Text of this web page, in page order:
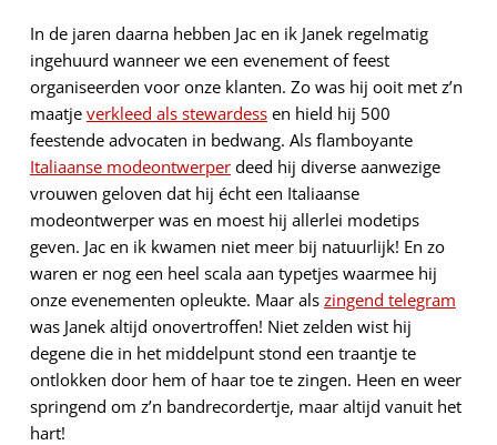
In de jaren daarna hebben Jac en ik Janek regelmatig
ingehuurd wanneer we een evenement of feest
organiseerden voor onze klanten. Zo was hij ooit met z’n
maatje verkleed als stewardessen hield hij 500
feestende advocaten in bedwang. Als flamboyante
Italiaanse modeontwerperdeed hij diverse aanwezige
vrouwen geloven dat hij écht een Italiaanse
modeontwerper was en moest hij allerlei modetips
geven. Jac en ik kwamen niet meer bij natuurlijk! En zo
waren er nog een heel scala aan typetjes waarmee hij
onze evenementen opleukte. Maar als zingend telegram
was Janek altijd onovertroffen! Niet zelden wist hij
degene die in het middelpunt stond een traantje te
ontlokken door hem of haar toe te zingen. Heen en weer
springend om z’n bandrecordertje, maar altijd vanuit het
hart!